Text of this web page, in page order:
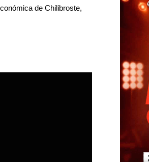
de Chilibroste,